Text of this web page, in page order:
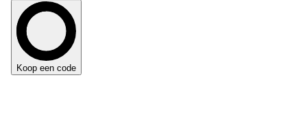
Koop een code